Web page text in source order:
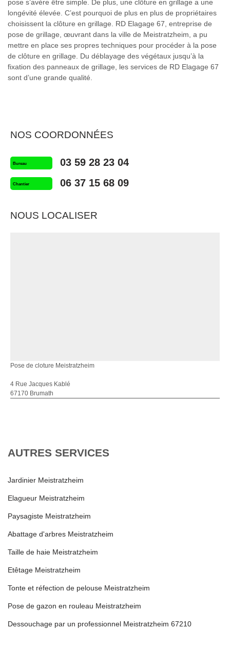
pose s’avère être simple. De plus, une clôture en grillage a une
longévité élevée. C’est pourquoi de plus en plus de propriétaires
choisissent la clôture en grillage. RD Elagage 67, entreprise de
pose de grillage, œuvrant dans la ville de Meistratzheim, a pu
mettre en place ses propres techniques pour procéder à la pose
de clôture en grillage. Du déblayage des végétaux jusqu’à la
fixation des panneaux de grillage, les services de RD Elagage 67
sont d’une grande qualité.
NOS COORDONNÉES
Bureau 03 59 28 23 04
Chantier 06 37 15 68 09
NOUS LOCALISER
Pose de cloture Meistratzheim
4 Rue Jacques Kablé
67170 Brumath
AUTRES SERVICES
Jardinier Meistratzheim
Elagueur Meistratzheim
Paysagiste Meistratzheim
Abattage d'arbres Meistratzheim
Taille de haie Meistratzheim
Etêtage Meistratzheim
Tonte et réfection de pelouse Meistratzheim
Pose de gazon en rouleau Meistratzheim
Dessouchage par un professionnel Meistratzheim 67210